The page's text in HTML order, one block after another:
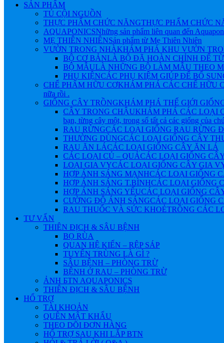
SẢN PHẨM
TỦ CỘI NGUỒN
THỰC PHẨM CHỨC NĂNGTHỰC PHẨM CHỨC
AQUAPONICSNhững sản phẩm liên quan đến
MẸ THIÊN NHIÊNSản phẩm từ Mẹ Thiên Nhiên
VƯỜN TRONG NHÀKHÁM PHÁ KHU VƯỜN
BỘ CƠ BẢNLÀ BỘ ĐÃ HOÀN CHỈNH ĐỂ
BỘ MẪULÀ NHỮNG BỘ LÀM MẪU THEO
PHỤ KIỆNCÁC PHỤ KIỆM GIÚP ĐỂ BỔ
CHẾ PHẨM HỮU CƠKHÁM PHÁ CÁC CHẾ HỮU
nữa rồi .
GIỐNG CÂY TRỒNGKHÁM PHÁ THẾ GIỚI GIỐNG
CÂY TRONG CHẬUKHÁM PHÁ CÁC LOẠI
bạn, từng cây một, trong số tất cả các giống của
RAU RỪNGCÁC LOẠI GIỐNG RAU RỪNG
THƯỜNG DÙNGCÁC LOẠI GIỐNG CÂY
RAU ĂN LÁCÁC LOẠI GIỐNG CÂY ĂN LÁ
CÁC LOẠI CỦ – QUẢCÁC LOẠI GIỐNG
LOẠI GIA VỴCÁC LOẠI GIỐNG CÂY GIA
HỢP ÁNH SÁNG MẠNHCÁC LOẠI GIỐNG
HỢP ÁNH SÁNG T.BÌNHCÁC LOẠI GIỐNG
HỢP ÁNH SÁNG YẾUCÁC LOẠI GIỐNG
CƯỜNG ĐỘ ÁNH SÁNGCÁC LOẠI GIỐNG
RAU THUỐC VÀ SỨC KHOẺTRỒNG CÁC
TƯ VẤN
THIÊN ĐỊCH & SÂU BỆNH
BỌ RÙA
QUAN HỆ KIẾN – RỆP SÁP
TUYẾN TRÙNG LÀ GÌ ?
SÂU BỆNH – PHÒNG TRỪ
BỆNH Ở RAU – PHÒNG TRỪ
ẢNH БTN AQUAPONICS
THIÊN ĐỊCH & SÂU BỆNH
HỔ TRỢ
TÀI KHOẢN
QUÊN MẬT KHẨU
THEO DÕI ĐƠN HÀNG
HỔ TRỢ SAU KHI LẮP BTN